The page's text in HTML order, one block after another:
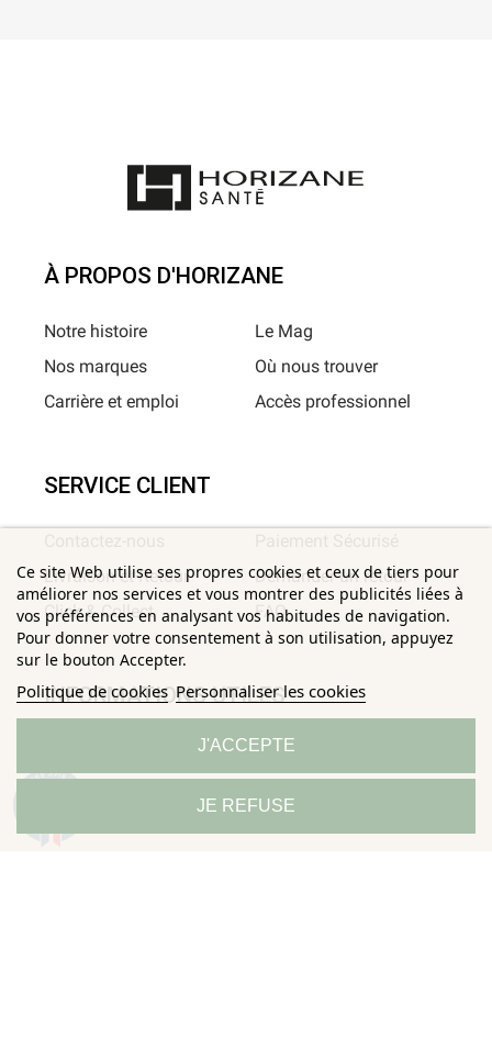
Ce site Web utilise ses propres cookies et ceux de tiers pour
améliorer nos services et vous montrer des publicités liées à
vos préférences en analysant vos habitudes de navigation.
Pour donner votre consentement à son utilisation, appuyez
sur le bouton Accepter.
Politique de cookies Personnaliser les cookies
JE REFUSE
J'ACCEPTE
À PROPOS D'HORIZANE
Notre histoire
Nos marques
Carrière et emploi
Le Mag
Où nous trouver
Accès professionnel
SERVICE CLIENT
Livraison et Retour
Click & Collect
Demander un retour
FAQ
INFORMATIONS UTILES
Conditions Générales de
Ventes
Confidentialité
Mentions légales